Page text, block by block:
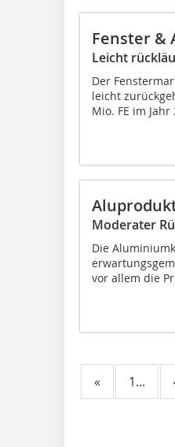
Fenster &
Leicht
Der
leicht
Mio. FE im Jahr
Moderater
Die
vor allem die
« 1...